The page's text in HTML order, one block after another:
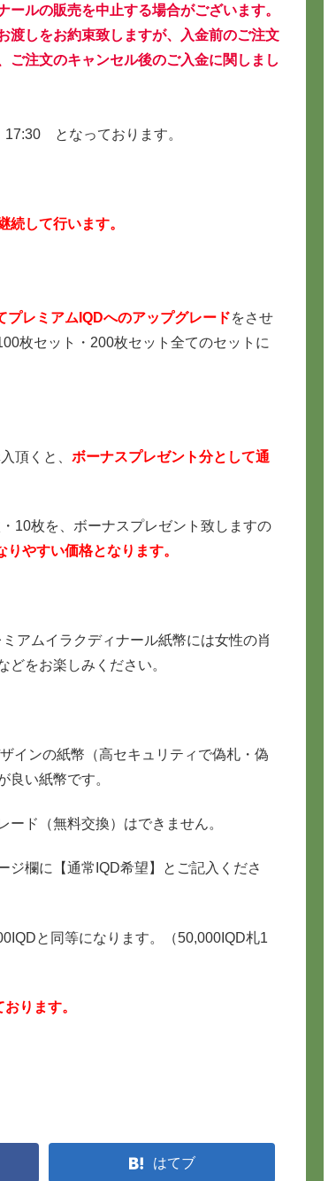
ルの販売を中止する場合がございます。
渡しをお約束致しますが、入金前のご注文
ご注文のキャンセル後のご入金に関しまし
となっております。
続して行います。
プレミアムIQDへのアップグレードをさせ
枚セット・200枚セット全てのセットに
頂くと、 ボーナスプレゼント分として通
10枚を、ボーナスプレゼント致しますの
やすい価格となります。
アムイラクディナール紙幣には女性の肖
をお楽しみください。
インの紙幣（高セキュリティで偽札・偽
い紙幣です。
ド（無料交換）はできません。
欄に【通常IQD希望】とご記入くださ
と同等になります。（50,000IQD札1
ります。
はてブ